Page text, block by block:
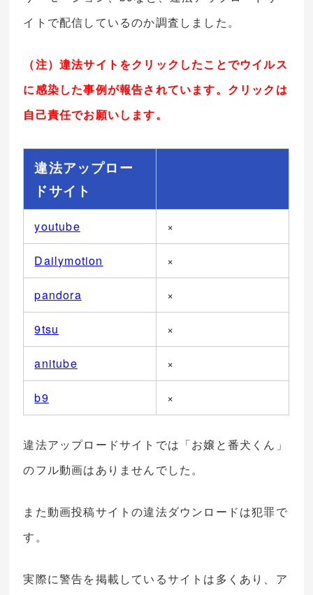
イトで配信しているのか調査しました。
（注）違法サイトをクリックしたことでウイルス
に感染した事例が報告されています。クリックは
自己責任でお願いします。
違法アップロー
ドサイト
youtube ×
Dailymotion ×
pandora ×
9tsu ×
anitube ×
b9 ×
違法アップロードサイトでは「お嬢と番犬くん」
のフル動画はありませんでした。
また動画投稿サイトの違法ダウンロードは犯罪で
す。
実際に警告を掲載しているサイトは多くあり、ア